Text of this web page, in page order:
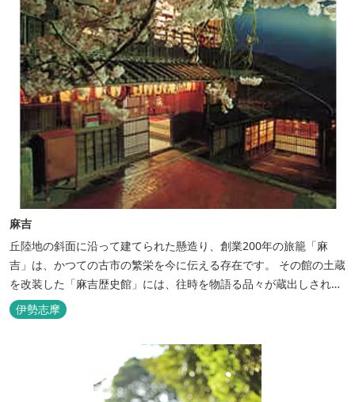
麻吉
丘陸地の斜面に沿って建てられた懸造り、創業200年の旅籠「麻
吉」は、かつての古市の繁栄を今に伝える存在です。 その館の土蔵
を改装した「麻吉歴史館」には、往時を物語る品々が蔵出しされ、
お伊勢参り華やかなりし頃へとお誘い致します。
伊勢志摩